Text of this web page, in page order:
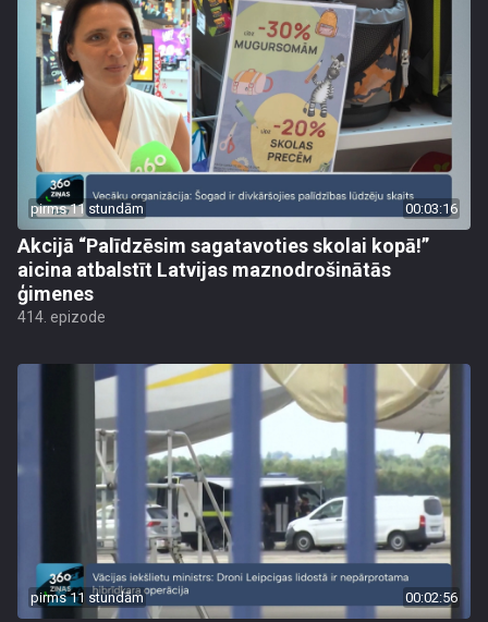
pirms 11 stundām 00:03:16
Akcijā “Palīdzēsim sagatavoties skolai kopā!”
aicina atbalstīt Latvijas maznodrošinātās
ģimenes
414. epizode
pirms 11 stundām 00:02:56